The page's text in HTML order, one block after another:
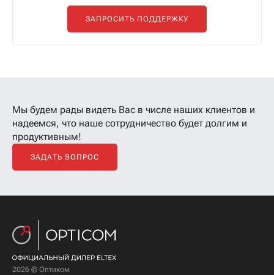
ЗАПРОСИТЬ ПОДДЕРЖКУ
Мы будем рады видеть Вас в числе наших клиентов и
надеемся, что наше сотрудничество будет долгим и
продуктивным!
ЗАДАТЬ ВОПРОС
2026 © Оптиком